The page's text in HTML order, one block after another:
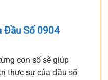
Đầu Số 0904
con số sẽ giúp
thực sự của đầu số